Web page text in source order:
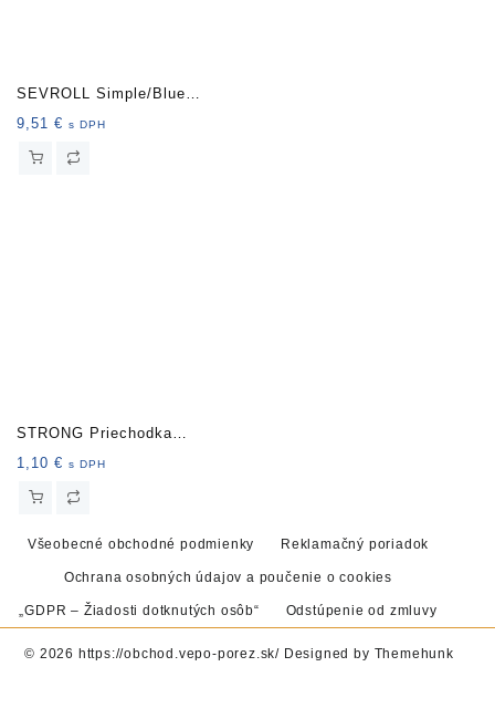
SEVROLL Simple/Blue
montážny prípravok pre
lamino 10/18 mm
9,51 € s DPH
STRONG Priechodka
káblová 70mm sv. sivá
1,10 € s DPH
Všeobecné obchodné podmienky Reklamačný poriadok
Ochrana osobných údajov a poučenie o cookies
„GDPR – Žiadosti dotknutých osôb“ Odstúpenie od zmluvy
© 2026 https://obchod.vepo-porez.sk/ Designed by Themehunk